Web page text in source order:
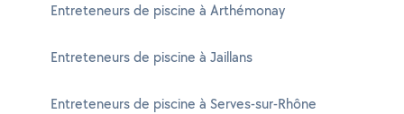
Entreteneurs de piscine à Arthémonay
Entreteneurs de piscine à Jaillans
Entreteneurs de piscine à Serves-sur-Rhône